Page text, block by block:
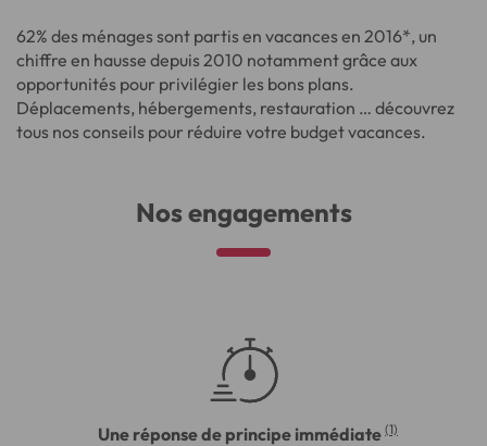
62% des ménages sont partis en vacances en 2016*, un
chiffre en hausse depuis 2010 notamment grâce aux
opportunités pour privilégier les bons plans.
Déplacements, hébergements, restauration … découvrez
tous nos conseils pour réduire votre budget vacances.
Nos engagements
Une réponse de principe immédiate (1)